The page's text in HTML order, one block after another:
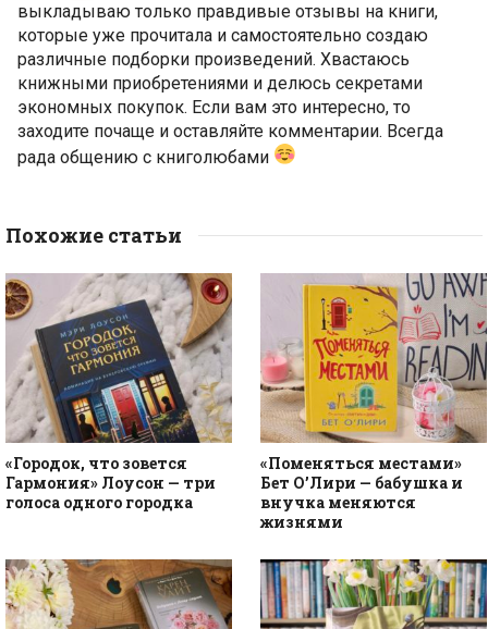
выкладываю только правдивые отзывы на книги,
которые уже прочитала и самостоятельно создаю
различные подборки произведений. Хвастаюсь
книжными приобретениями и делюсь секретами
экономных покупок. Если вам это интересно, то
заходите почаще и оставляйте комментарии. Всегда
рада общению с книголюбами
Похожие статьи
«Городок, что зовется
Гармония» Лоусон — три
голоса одного городка
«Поменяться местами»
Бет О’Лири — бабушка и
внучка меняются
жизнями